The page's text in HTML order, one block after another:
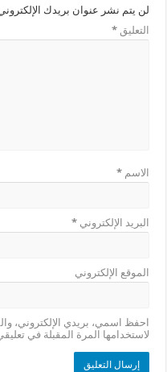
لن يتم نشر عنوان بريدك
التعليق*
الاسم*
البريد الإلكتروني*
الموقع الإلكتروني
احفظ اسمي، بريدي الإلكتروني،
لاستخدامها المرة المقبلة في